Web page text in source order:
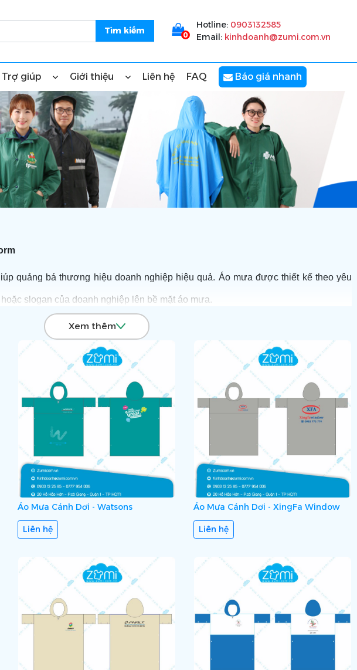
0
Hotline: 0903132585
Email: kinhdoanh@zumi.com.vn
Trợ giúp Giới thiệu Liên hệ FAQ Báo giá nhanh
quảng bá thương hiệu doanh nghiệp hiệu quả. Áo mưa được thiết kế theo yêu
slogan của doanh nghiệp lên bề mặt áo mưa.
các tổ chức nhằm gây ấn tượng tốt với khách hàng.
áo mưa với giá ưu đãi nhất hãy Liên hệ Hotline: 0903 132 585
, Zumi sẽ đưa ra giải
quý doanh nghiệp “Nâng Giá Trị Thương Hiệu” và gửi thông điệp trọn vẹn tới
Xem thêm
Áo Mưa Cánh Dơi - Watsons
Liên hệ
Áo Mưa Cánh Dơi - XingFa Window
Liên hệ